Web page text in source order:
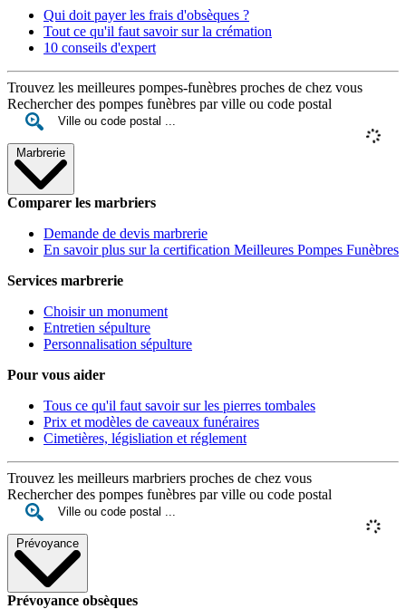
Qui doit payer les frais d'obsèques ?
Tout ce qu'il faut savoir sur la crémation
10 conseils d'expert
Trouvez les meilleures pompes-funèbres proches de chez vous
Rechercher des pompes funèbres par ville ou code postal
Marbrerie
Comparer les marbriers
Demande de devis marbrerie
En savoir plus sur la certification Meilleures Pompes Funèbres
Services marbrerie
Choisir un monument
Entretien sépulture
Personnalisation sépulture
Pour vous aider
Tous ce qu'il faut savoir sur les pierres tombales
Prix et modèles de caveaux funéraires
Cimetières, législiation et réglement
Trouvez les meilleurs marbriers proches de chez vous
Rechercher des pompes funèbres par ville ou code postal
Prévoyance
Prévoyance obsèques